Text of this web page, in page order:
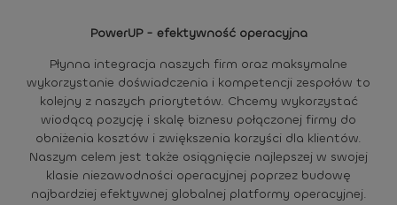
PowerUP - efektywność operacyjna
Płynna integracja naszych firm oraz maksymalne
wykorzystanie doświadczenia i kompetencji zespołów to
kolejny z naszych priorytetów. Chcemy wykorzystać
wiodącą pozycję i skalę biznesu połączonej firmy do
obniżenia kosztów i zwiększenia korzyści dla klientów.
Naszym celem jest także osiągnięcie najlepszej w swojej
klasie niezawodności operacyjnej poprzez budowę
najbardziej efektywnej globalnej platformy operacyjnej.